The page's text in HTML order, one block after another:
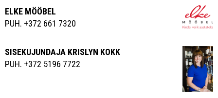
ELKE MÖÖBEL
PUH. +372 661 7320
SISEKUJUNDAJA KRISLYN KOKK
PUH. +372 5196 7722